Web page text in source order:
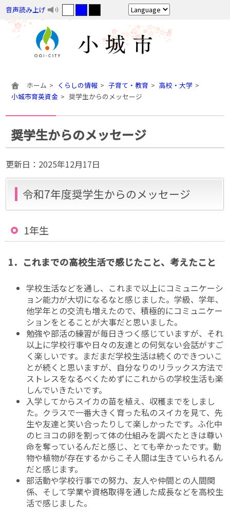
音声読み上げ
ホーム くらしの情報 子育て・教育
高校・大学
小城市育英資金
奨学生からのメッセージ
奨学生からのメッセージ
更新日： 2025年12月17日
令和7年度奨学生からのメッセージ
1年生
1．これまでの高校生活で感じたこと、考えたこと
学校生活などを通し、これまで以上にコミュニケーシ
ョン能力が大切になるなと感じました。学級、学年、
他学年との交流も増えたので、積極的にコミュニケー
ションをとることが大事だと思いました。
勉強や部活の練習が毎日きつく感じていますが、それ
以上に学校行事や日々の友達との何気ない会話がすご
く楽しいです。まだまだ学校生活は続くのできついこ
とが続くと思いますが、自分なりのリラックス方法で
ストレスをなるべくためずにこれからの学校生活も楽
しんでいきたいです。
入学してからスイカの苗を植え、収穫までをしまし
た。クラスで一番大きく育った私のスイカを見て、先
生や友達と笑い合ったりして楽しかったです。ふ化中
のヒヨコの卵を割って体の仕組みを調べたときは尊い
命を奪っているんだと感じ、とても辛かったです。動
物や植物が存在するからこそ人間は生きていられるん
だと感じます。
部活動や学校行事での努力、友人や仲間との人間関
係、そして学業や資格取得を通した成長などを高校生
活で感じました。